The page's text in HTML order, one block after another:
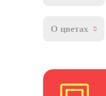
О цветах